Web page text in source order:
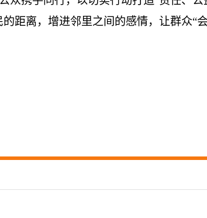
距离，增进邻里之间的感情，让群众“